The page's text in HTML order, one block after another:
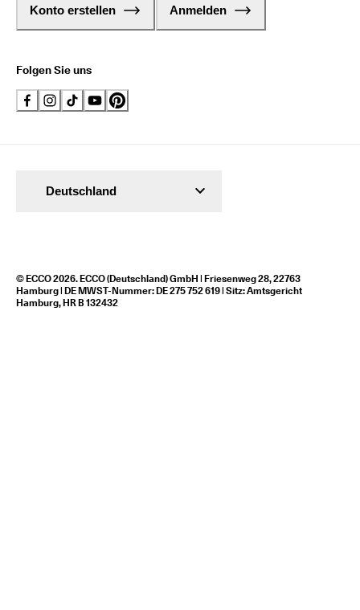
Konto erstellen Anmelden
Folgen Sie uns
© ECCO 2026. ECCO (Deutschland) GmbH | Friesenweg 28, 22763
Hamburg | DE MWST-Nummer: DE 275 752 619 | Sitz: Amtsgericht
Hamburg, HR B 132432
Deutschland